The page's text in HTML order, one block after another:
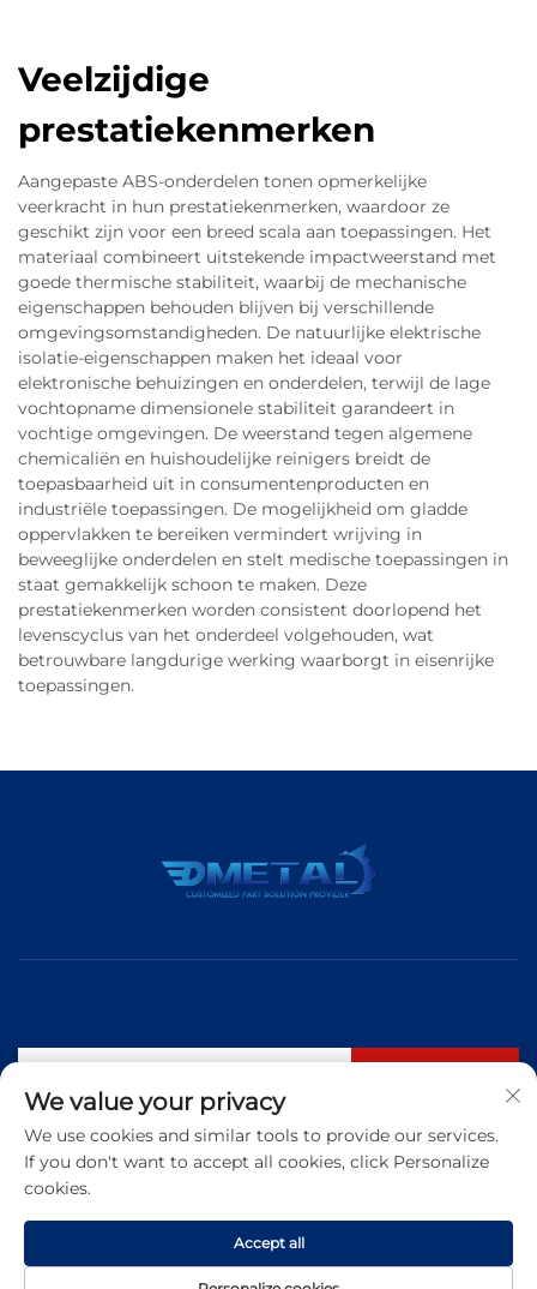
Veelzijdige
prestatiekenmerken
Aangepaste ABS-onderdelen tonen opmerkelijke
veerkracht in hun prestatiekenmerken, waardoor ze
geschikt zijn voor een breed scala aan toepassingen. Het
materiaal combineert uitstekende impactweerstand met
goede thermische stabiliteit, waarbij de mechanische
eigenschappen behouden blijven bij verschillende
omgevingsomstandigheden. De natuurlijke elektrische
isolatie-eigenschappen maken het ideaal voor
elektronische behuizingen en onderdelen, terwijl de lage
vochtopname dimensionele stabiliteit garandeert in
vochtige omgevingen. De weerstand tegen algemene
chemicaliën en huishoudelijke reinigers breidt de
toepasbaarheid uit in consumentenproducten en
industriële toepassingen. De mogelijkheid om gladde
oppervlakken te bereiken vermindert wrijving in
beweeglijke onderdelen en stelt medische toepassingen in
staat gemakkelijk schoon te maken. Deze
prestatiekenmerken worden consistent doorlopend het
levenscyclus van het onderdeel volgehouden, wat
betrouwbare langdurige werking waarborgt in eisenrijke
toepassingen.
Tel: +86 183 5421 3960
We value your privacy
We use cookies and similar tools to provide our services.
If you don't want to accept all cookies, click Personalize
cookies.
Accept all